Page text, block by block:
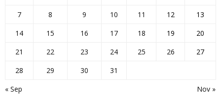
« Sep Nov »
7
8 9 10 11 12
13
14
15 16 17 18 19
20
21
22 23 24 25 26
27
28
29 30 31